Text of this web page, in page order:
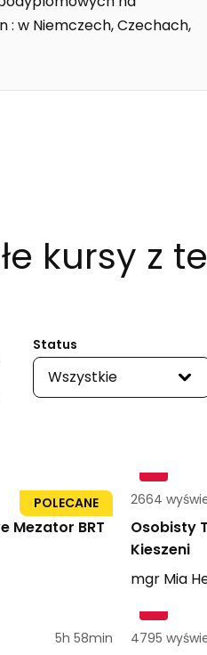
: w Niemczech, Czechach,
kursy z
Status
Wszystkie
POLECANE59str
Mezator BRT
2664
Osobisty
Kieszeni
mgr Mia
5h 58min 4795